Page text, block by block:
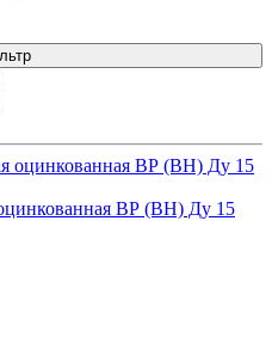
ВР (ВН) Ду 15